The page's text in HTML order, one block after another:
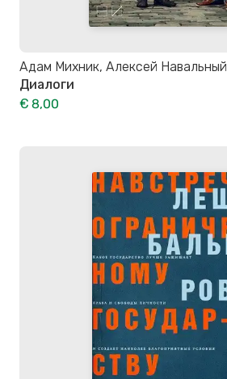
Адам Михник, Алексей Навальный
Диалоги
€ 8,00